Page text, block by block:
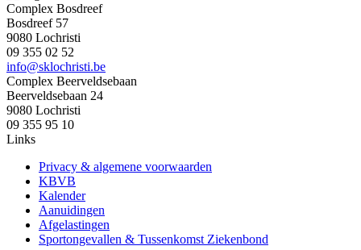
Complex Bosdreef
Bosdreef 57
9080 Lochristi
09 355 02 52
info@sklochristi.be
Complex Beerveldsebaan
Beerveldsebaan 24
9080 Lochristi
09 355 95 10
Links
Privacy & algemene voorwaarden
KBVB
Kalender
Aanuidingen
Afgelastingen
Sportongevallen & Tussenkomst Ziekenbond